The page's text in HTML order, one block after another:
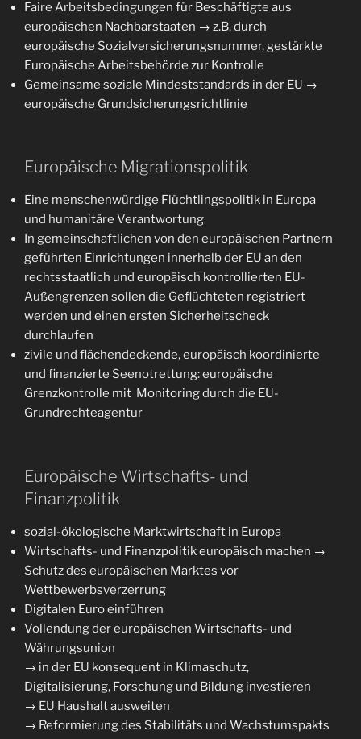
Faire Arbeitsbedingungen für Beschäftigte aus
europäischen Nachbarstaaten → z.B. durch
europäische Sozialversicherungsnummer, gestärkte
Europäische Arbeitsbehörde zur Kontrolle
Gemeinsame soziale Mindeststandards in der EU →
europäische Grundsicherungsrichtlinie
Europäische Migrationspolitik
Eine menschenwürdige Flüchtlingspolitik in Europa
und humanitäre Verantwortung
In gemeinschaftlichen von den europäischen Partnern
geführten Einrichtungen innerhalb der EU an den
rechtsstaatlich und europäisch kontrollierten EU-
Außengrenzen sollen die Geflüchteten registriert
werden und einen ersten Sicherheitscheck
durchlaufen
zivile und flächendeckende, europäisch koordinierte
und finanzierte Seenotrettung: europäische
Grenzkontrolle mit Monitoring durch die EU-
Grundrechteagentur
Europäische Wirtschafts- und
Finanzpolitik
sozial-ökologische Marktwirtschaft in Europa
Wirtschafts- und Finanzpolitik europäisch machen →
Schutz des europäischen Marktes vor
Wettbewerbsverzerrung
Digitalen Euro einführen
Vollendung der europäischen Wirtschafts- und
Währungsunion
→ in der EU konsequent in Klimaschutz,
Digitalisierung, Forschung und Bildung investieren
→ EU Haushalt ausweiten
→ Reformierung des Stabilitäts und Wachstumspakts